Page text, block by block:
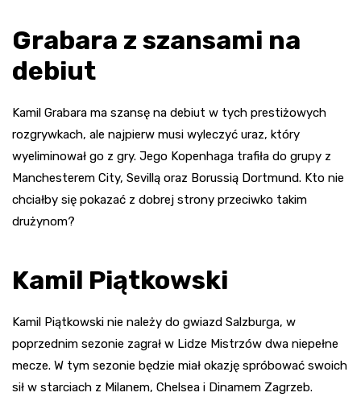
Grabara z szansami na
debiut
Kamil Grabara ma szansę na debiut w tych prestiżowych
rozgrywkach, ale najpierw musi wyleczyć uraz, który
wyeliminował go z gry. Jego Kopenhaga trafiła do grupy z
Manchesterem City, Sevillą oraz Borussią Dortmund. Kto nie
chciałby się pokazać z dobrej strony przeciwko takim
drużynom?
Kamil Piątkowski
Kamil Piątkowski nie należy do gwiazd Salzburga, w
poprzednim sezonie zagrał w Lidze Mistrzów dwa niepełne
mecze. W tym sezonie będzie miał okazję spróbować swoich
sił w starciach z Milanem, Chelsea i Dinamem Zagrzeb.